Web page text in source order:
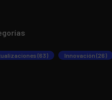
(63) Innovación (26)